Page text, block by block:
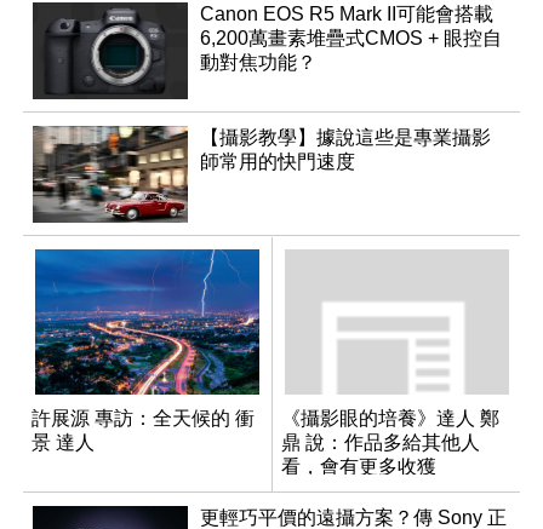
Canon EOS R5 Mark II可能會搭載
6,200萬畫素堆疊式CMOS + 眼控自
動對焦功能？
【攝影教學】據說這些是專業攝影
師常用的快門速度
許展源 專訪：全天候的 衝
景 達人
《攝影眼的培養》達人 鄭
鼎 說：作品多給其他人
看，會有更多收獲
更輕巧平價的遠攝方案？傳 Sony 正